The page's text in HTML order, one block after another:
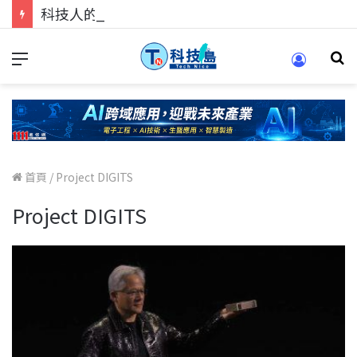
首頁 / Project DIGITS
Project DIGITS